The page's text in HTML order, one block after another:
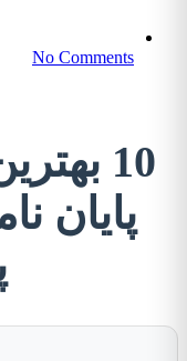
No Comments
10
پایان